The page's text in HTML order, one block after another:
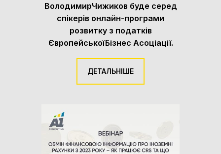
ВолодимирЧижиков буде серед
спікерів онлайн-програми
розвитку з податків
ЄвропейськоїБізнес Асоціації.
ДЕТАЛЬНІШЕ